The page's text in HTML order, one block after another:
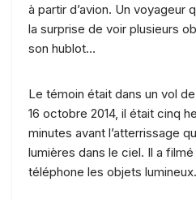
à partir d’avion. Un voyageur
la surprise de voir plusieurs
son hublot…
Le témoin était dans un vol
16 octobre 2014, il était cinq
minutes avant l’atterrissage
lumières dans le ciel. Il a filmé
téléphone les objets lumineux.